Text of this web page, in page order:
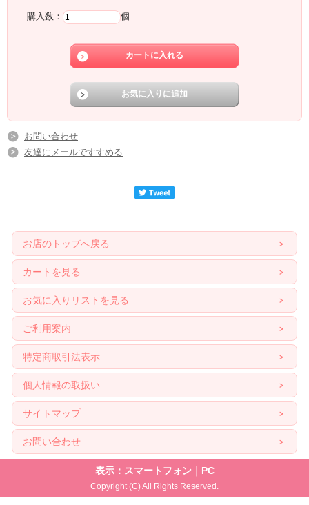
購入数： 個
お問い合わせ
友達にメールですすめる
お店のトップへ戻る
カートを見る
お気に入りリストを見る
ご利用案内
特定商取引法表示
個人情報の取扱い
サイトマップ
お問い合わせ
表示：スマートフォン｜ PC
Copyright (C) All Rights Reserved.